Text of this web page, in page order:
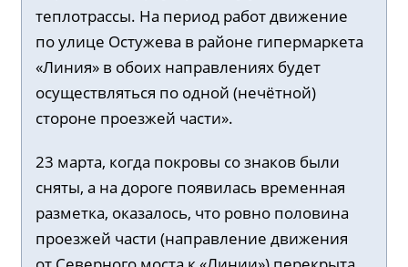
теплотрассы. На период работ движение
по улице Остужева в районе гипермаркета
«Линия» в обоих направлениях будет
осуществляться по одной (нечётной)
стороне проезжей части».
23 марта, когда покровы со знаков были
сняты, а на дороге появилась временная
разметка, оказалось, что ровно половина
проезжей части (направление движения